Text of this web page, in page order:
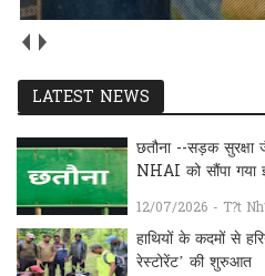
LATEST NEWS
छतौना --सड़क सुरक्षा
NHAI को सौंपा गया
12/07/2026 - T?t
हाथियों के कदमों से
रेस्टोरेंट’ की शुरुआत